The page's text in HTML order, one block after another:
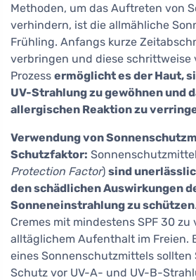
Methoden, um das Auftreten von
verhindern, ist die allmähliche
Frühling. Anfangs kurze
verbringen und diese schrittweise
Prozess ermöglicht es der Haut,
UV-Strahlung zu gewöhnen und
allergischen Reaktion zu
Verwendung von
Schutzfaktor:
Protection Factor) sind
den schädlichen Auswirkungen
Sonneneinstrahlung zu schützen
Cremes mit mindestens SPF 30
alltäglichem Aufenthalt im Freien.
eines Sonnenschutzmittels sollten
Schutz vor UV-A- und UV-B-